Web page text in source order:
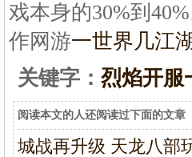
戏本身的30%到
作网游一世界几江
关键字： 烈焰开服
阅读本文的人还阅读过下面的文章
城战再升级 天龙八部